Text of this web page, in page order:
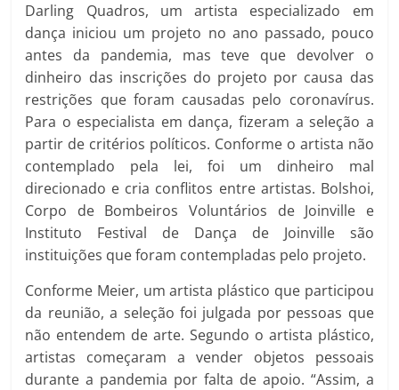
Darling Quadros, um artista especializado em
dança iniciou um projeto no ano passado, pouco
antes da pandemia, mas teve que devolver o
dinheiro das inscrições do projeto por causa das
restrições que foram causadas pelo coronavírus.
Para o especialista em dança, fizeram a seleção a
partir de critérios políticos. Conforme o artista não
contemplado pela lei, foi um dinheiro mal
direcionado e cria conflitos entre artistas. Bolshoi,
Corpo de Bombeiros Voluntários de Joinville e
Instituto Festival de Dança de Joinville são
instituições que foram contempladas pelo projeto.
Conforme Meier, um artista plástico que participou
da reunião, a seleção foi julgada por pessoas que
não entendem de arte. Segundo o artista plástico,
artistas começaram a vender objetos pessoais
durante a pandemia por falta de apoio. “Assim, a